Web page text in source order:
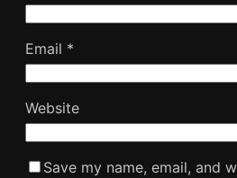
Email *
Website
Save my name, email, and